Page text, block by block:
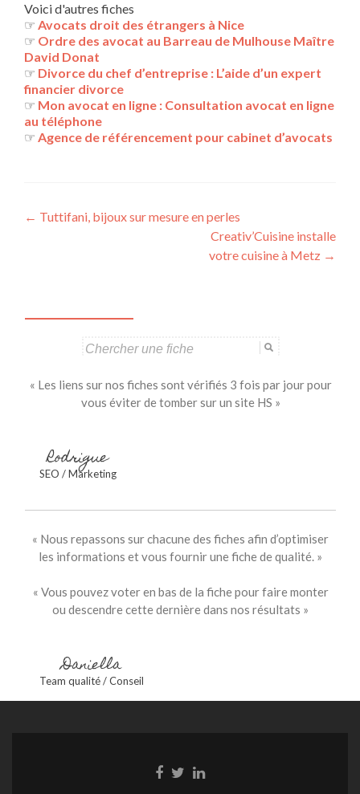
Voici d'autres fiches
☞ Avocats droit des étrangers à Nice
☞ Ordre des avocat au Barreau de Mulhouse Maître
David Donat
☞ Divorce du chef d’entreprise : L’aide d’un expert
financier divorce
☞ Mon avocat en ligne : Consultation avocat en ligne
au téléphone
☞ Agence de référencement pour cabinet d’avocats
Navigation
← Tuttifani, bijoux sur mesure en perles
Creativ’Cuisine installe
votre cuisine à Metz →
« Les liens sur nos fiches sont vérifiés 3 fois par jour pour
vous éviter de tomber sur un site HS »
Rodrigue
SEO / Marketing
« Nous repassons sur chacune des fiches afin d’optimiser
les informations et vous fournir une fiche de qualité. »
« Vous pouvez voter en bas de la fiche pour faire monter
ou descendre cette dernière dans nos résultats »
Daniella
Team qualité / Conseil